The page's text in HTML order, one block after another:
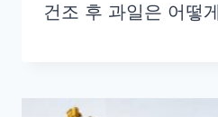
건조 후 과일은 어떻